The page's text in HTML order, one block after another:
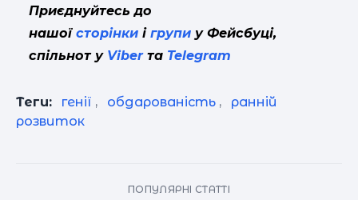
Приєднуйтесь до
нашої сторінки і групи у Фейсбуці,
спільнот у Viberта Telegram
Теги: генії , обдарованість ,
ранній
розвиток
ПОПУЛЯРНІ СТАТТІ